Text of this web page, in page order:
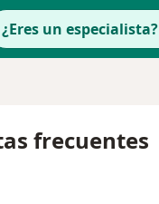
¿Eres un especialista?
frecuentes